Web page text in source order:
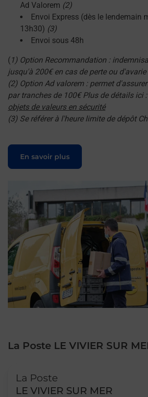
Ad Valorem (2)
Envoi Express (dès le lendemain
13h30) (3)
Envoi sous 48h
( 1) Option Recommandation :
jusqu'à 200€ en cas de perte ou d'avarie
(2) Option Ad valorem : permet
par tranches de 100€ Plus de détails ici :
objets de valeurs en sécurité
(3) Se référer à l'heure limite de dépôt
En savoir plus
Le lien s'ouvre dans un nouvel onglet
La Poste LE VIVIER SUR
La Poste
LE VIVIER SUR MER